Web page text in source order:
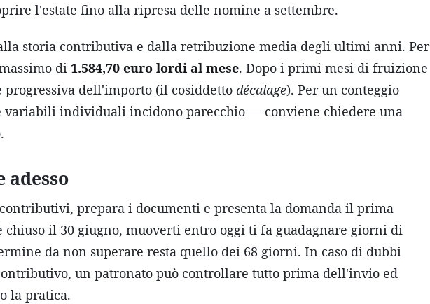
l'estate fino alla ripresa delle nomine a settembre.
storia contributiva e dalla retribuzione media degli ultimi anni. Per
di 1.584,70 euro lordi al mese. Dopo i primi mesi di fruizione
dell'importo (il cosiddetto décalage). Per un conteggio
individuali incidono parecchio — conviene chiedere una
adesso
prepara i documenti e presenta la domanda il prima
chiuso il 30 giugno, muoverti entro oggi ti fa guadagnare giorni di
da non superare resta quello dei 68 giorni. In caso di dubbi
un patronato può controllare tutto prima dell'invio ed
la pratica.